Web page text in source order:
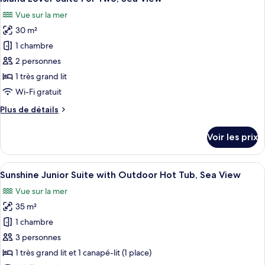
Elegant
Suite,
Sea
View
toutes
les
photos
pour
ce
type
de
chambre :
Island
For
Two,
Sea
View
Vue sur la mer
30 m²
1 chambre
2 personnes
1 très grand lit
Wi-Fi gratuit
Plus de détails
Plus
le
type
de
Island
Lover
Suite
For
Two,
Sea
View
Voir les prix
Afficher
toutes
les
photos
pour
ce
type
Une chambre d’hôtel dotée d’un
13
Sunshine Junior Suite with Outdoor Hot Tub, Sea View
Vue sur la mer
35 m²
1 chambre
3 personnes
1 très grand lit et 1 canapé-lit (1 place)